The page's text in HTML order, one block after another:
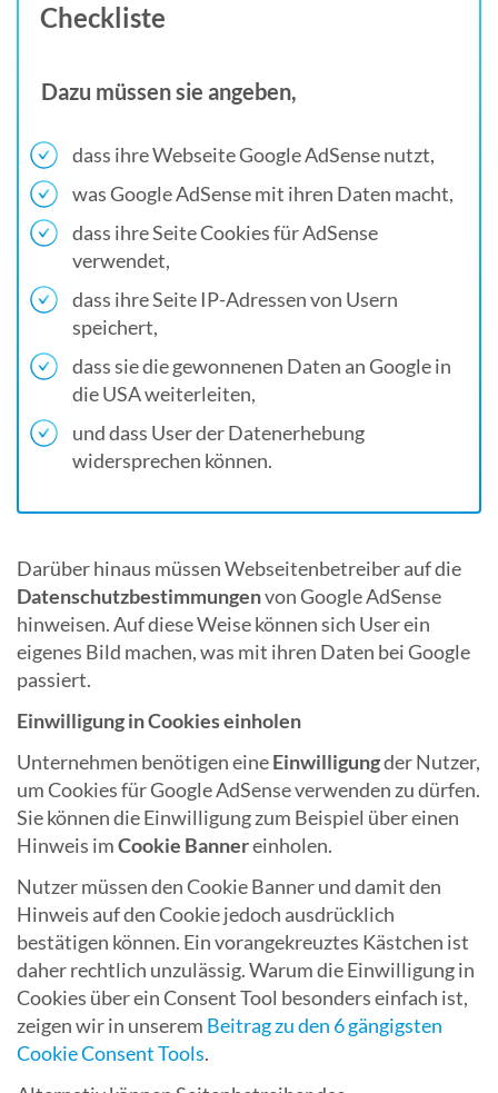
Checkliste
Dazu müssen sie angeben,
dass ihre Webseite Google AdSense nutzt,
was Google AdSense mit ihren Daten macht,
dass ihre Seite Cookies für AdSense
verwendet,
dass ihre Seite IP-Adressen von Usern
speichert,
dass sie die gewonnenen Daten an Google in
die USA weiterleiten,
und dass User der Datenerhebung
widersprechen können.
Darüber hinaus müssen Webseitenbetreiber auf die
Datenschutzbestimmungenvon Google AdSense
hinweisen. Auf diese Weise können sich User ein
eigenes Bild machen, was mit ihren Daten bei Google
passiert.
Einwilligung in Cookies einholen
Unternehmen benötigen eineEinwilligungder Nutzer,
um Cookies für Google AdSense verwenden zu dürfen.
Sie können die Einwilligung zum Beispiel über einen
Hinweis imCookie Bannereinholen.
Nutzer müssen den Cookie Banner und damit den
Hinweis auf den Cookie jedoch ausdrücklich
bestätigen können. Ein vorangekreuztes Kästchen ist
daher rechtlich unzulässig. Warum die Einwilligung in
Cookies über ein Consent Tool besonders einfach ist,
zeigen wir in unserem Beitrag zu den 6 gängigsten
Cookie Consent Tools.